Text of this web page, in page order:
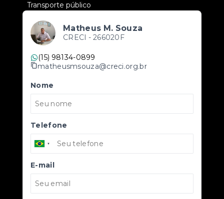
Transporte público
Matheus M. Souza
CRECI - 266020F
(15) 98134-0899
matheusmsouza@creci.org.br
Nome
Telefone
E-mail